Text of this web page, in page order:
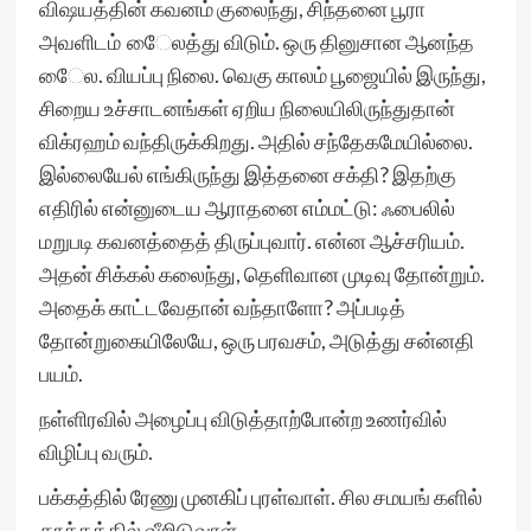
விஷயத்தின் கவனம் குலைந்து, சிந்தனை பூரா
அவளிடம் ைேலத்து விடும். ஒரு தினுசான ஆனந்த
ைேல. வியப்பு நிலை. வெகு காலம் பூஜையில் இருந்து,
சிறைய உச்சாடனங்கள் ஏறிய நிலையிலிருந்துதான்
விக்ரஹம் வந்திருக்கிறது. அதில் சந்தேகமேயில்லை.
இல்லையேல் எங்கிருந்து இத்தனை சக்தி? இதற்கு
எதிரில் என்னுடைய ஆராதனை எம்மட்டு: ஃபைலில்
மறுபடி கவனத்தைத் திருப்புவார். என்ன ஆச்சரியம்.
அதன் சிக்கல் கலைந்து, தெளிவான முடிவு தோன்றும்.
அதைக் காட்டவேதான் வந்தாளோ? அப்படித்
தோன்றுகையிலேயே, ஒரு பரவசம், அடுத்து சன்னதி
பயம்.
நள்ளிரவில் அழைப்பு விடுத்தாற்போன்ற உணர்வில்
விழிப்பு வரும்.
பக்கத்தில் ரேணு முனகிப் புரள்வாள். சில சமயங் களில்